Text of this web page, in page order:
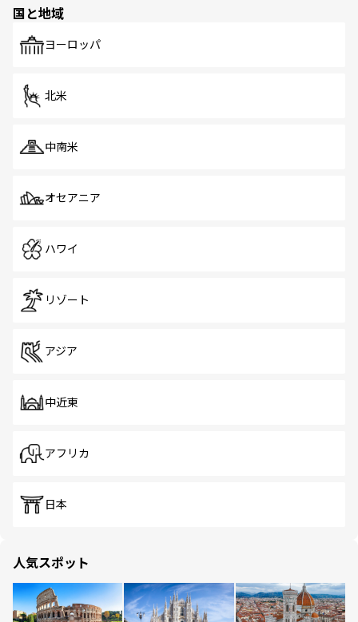
で、ホーカーズは地元の風情を楽しめる外せないスポット
国と地域
ヨーロッパ
北米
中南米
オセアニア
ハワイ
リゾート
アジア
中近東
アフリカ
日本
人気スポット